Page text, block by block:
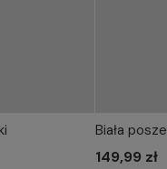
Biała
149,99 zł